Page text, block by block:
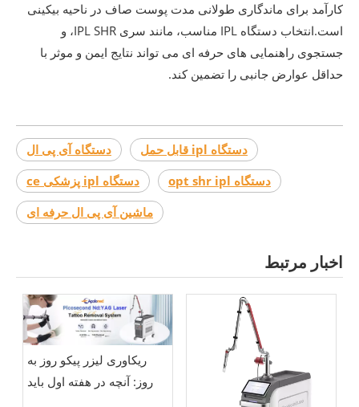
کارآمد برای ماندگاری طولانی مدت پوست صاف در ناحیه بیکینی
است.انتخاب دستگاه IPL مناسب، مانند سری IPL SHR، و
جستجوی راهنمایی های حرفه ای می تواند نتایج ایمن و موثر با
حداقل عوارض جانبی را تضمین کند.
دستگاه آی پی ال
دستگاه ipl قابل حمل
دستگاه ipl پزشکی ce
دستگاه opt shr ipl
ماشین آی پی ال ​​حرفه ای
اخبار مرتبط
ریکاوری لیزر پیکو روز به
روز: آنچه در هفته اول باید